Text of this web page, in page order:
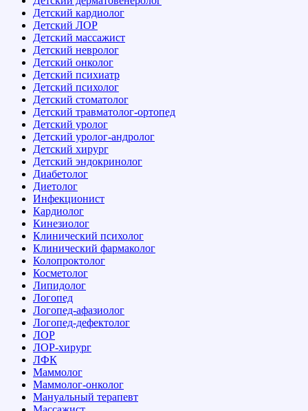
Детский кардиолог
Детский ЛОР
Детский массажист
Детский невролог
Детский онколог
Детский психиатр
Детский психолог
Детский стоматолог
Детский травматолог-ортопед
Детский уролог
Детский уролог-андролог
Детский хирург
Детский эндокринолог
Диабетолог
Диетолог
Инфекционист
Кардиолог
Кинезиолог
Клинический психолог
Клинический фармаколог
Колопроктолог
Косметолог
Липидолог
Логопед
Логопед-афазиолог
Логопед-дефектолог
ЛОР
ЛОР-хирург
ЛФК
Маммолог
Маммолог-онколог
Мануальный терапевт